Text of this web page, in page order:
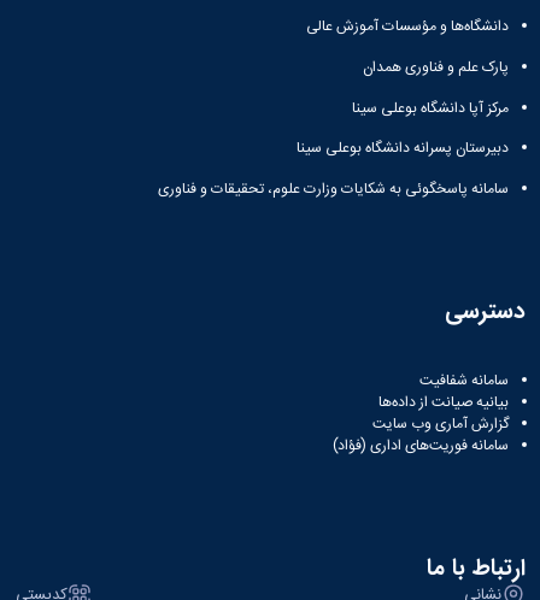
تماس
با
دانشگاه‌ها و مؤسسات آموزش عالی
پارک علم و فناوری همدان
مرکز آپا دانشگاه بوعلی سینا
دبیرستان پسرانه دانشگاه بوعلی سینا
سامانه پاسخگوئی به شکایات وزارت علوم، تحقیقات و فناوری
دسترسی
سامانه شفافیت
بیانیه صیانت از داده‌ها
گزارش آماری وب‌ سایت
سامانه فوریت‌های اداری (فؤاد)
ارتباط با ما